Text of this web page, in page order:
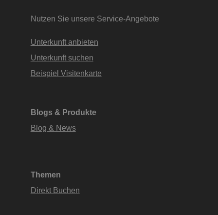
Nutzen Sie unsere Service-Angebote
Unterkunft anbieten
Unterkunft suchen
Beispiel Visitenkarte
Blogs & Produkte
Blog & News
Themen
Direkt Buchen